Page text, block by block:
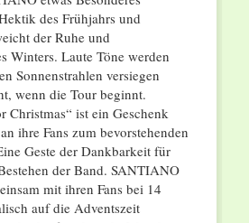
des Frühjahrs und
der Ruhe und
Winters. Laute Töne werden
Sonnenstrahlen versiegen
wenn die Tour beginnt.
Christmas“ ist ein Geschenk
ihre Fans zum bevorstehenden
Geste der Dankbarkeit für
der Band. SANTIANO
mit ihren Fans bei 14
auf die Adventszeit